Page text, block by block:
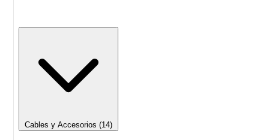
Cables y Accesorios (14)